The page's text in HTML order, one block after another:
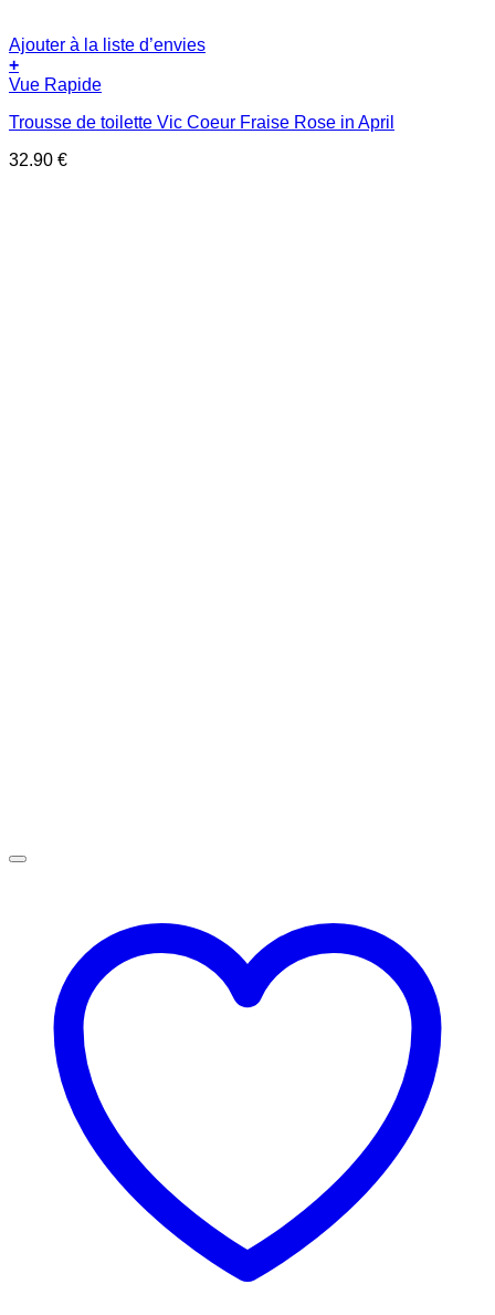
Ajouter à la liste d’envies
+
Vue Rapide
Trousse de toilette Vic Coeur Fraise Rose in April
32.90 €